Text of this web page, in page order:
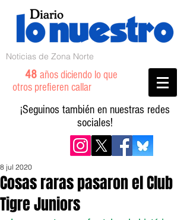
Noticias de Zona Norte
48 años diciendo lo que
otros prefieren callar
¡Seguinos también en nuestras redes
sociales!
Cosas raras pasaron el Club
Tigre Juniors
8 jul 2020